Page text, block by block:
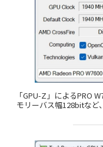
「GPU-Z」によるPRO
モリーバス幅128bitなど